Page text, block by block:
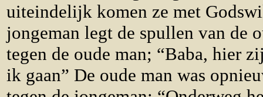
uiteindelijk komen ze met
jongeman legt de spullen van de
tegen de oude man; “Baba, hier
ik gaan” De oude man was